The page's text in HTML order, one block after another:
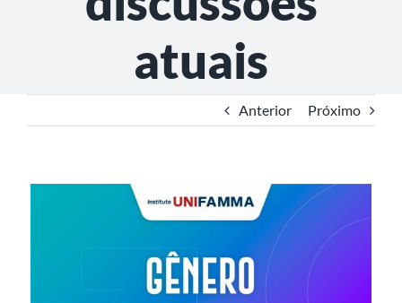
atuais
Anterior Próximo